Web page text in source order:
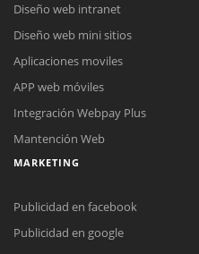
Diseño web intranet
Diseño web mini sitios
Aplicaciones moviles
APP web móviles
Integración Webpay Plus
Mantención Web
MARKETING
Publicidad en facebook
Publicidad en google